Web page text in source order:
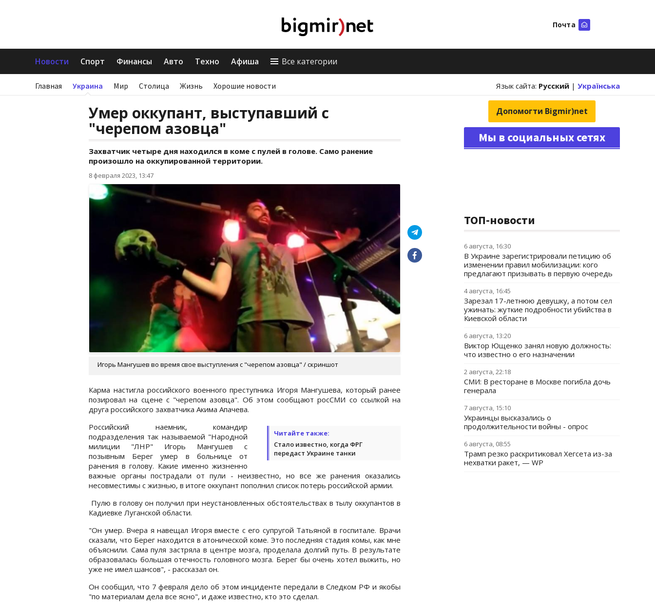
Почта
Новости Спорт Финансы Авто Техно Афиша Все категории
Главная Украина Мир Столица Жизнь Хорошие новости Язык сайта: Русский | Українська
Умер оккупант, выступавший с
"черепом азовца"
Захватчик четыре дня находился в коме с пулей в голове. Само ранение
произошло на оккупированной территории.
8 февраля 2023, 13:47
Игорь Мангушев во время свое выступления с "черепом азовца" / скриншот
Карма настигла российского военного преступника Игоря Мангушева, который ранее
позировал на сцене с "черепом азовца". Об этом сообщают росСМИ со ссылкой на
друга российского захватчика Акима Апачева.
Читайте также:
Стало известно, когда ФРГ
передаст Украине танки
Российский наемник, командир
подразделения так называемой "Народной
милиции "ЛНР" Игорь Мангушев с
позывным Берег умер в больнице от
ранения в голову. Какие именно жизненно
важные органы пострадали от пули - неизвестно, но все же ранения оказались
несовместимы с жизнью, в итоге оккупант пополнил список потерь российской армии.
Пулю в голову он получил при неустановленных обстоятельствах в тылу оккупантов в
Кадиевке Луганской области.
"Он умер. Вчера я навещал Игоря вместе с его супругой Татьяной в госпитале. Врачи
сказали, что Берег находится в атонической коме. Это последняя стадия комы, как мне
объяснили. Сама пуля застряла в центре мозга, проделала долгий путь. В результате
образовалась большая отечность головного мозга. Берег бы очень хотел выжить, но
уже не имел шансов", - рассказал он.
Он сообщил, что 7 февраля дело об этом инциденте передали в Следком РФ и якобы
"по материалам дела все ясно", и даже известно, кто это сделал.
Допомогти Bigmir)net
Мы в социальных сетях
ТОП-новости
6 августа, 16:30
В Украине зарегистрировали петицию об
изменении правил мобилизации: кого
предлагают призывать в первую очередь
4 августа, 16:45
Зарезал 17-летнюю девушку, а потом сел
ужинать: жуткие подробности убийства в
Киевской области
6 августа, 13:20
Виктор Ющенко занял новую должность:
что известно о его назначении
2 августа, 22:18
СМИ: В ресторане в Москве погибла дочь
генерала
7 августа, 15:10
Украинцы высказались о
продолжительности войны - опрос
6 августа, 08:55
Трамп резко раскритиковал Хегсета из-за
нехватки ракет, — WP